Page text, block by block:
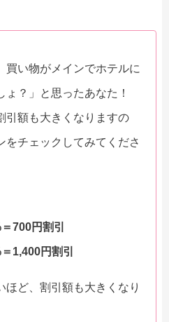
買い物がメインでホテルに
？」と思ったあなた！
引額も大きくなりますの
をチェックしてみてくださ
700円割引
1,400円割引
ほど、割引額も大きくなり